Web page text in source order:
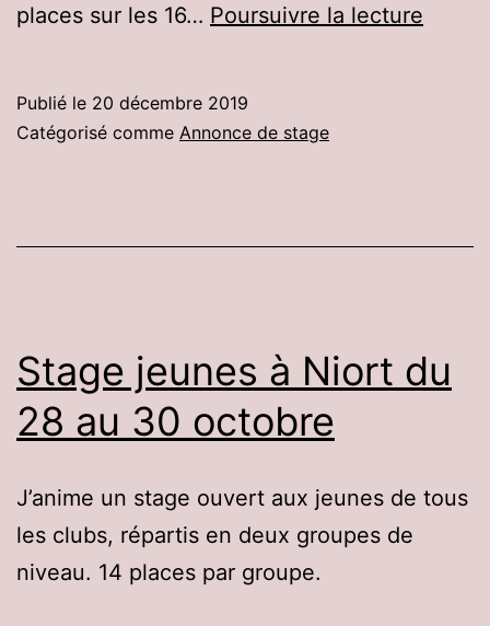
places sur les 16… Poursuivre la lecture
juillet
2020
Publié le 20 décembre 2019
Catégorisé comme Annonce de stage
Stage jeunes à Niort du
28 au 30 octobre
J’anime un stage ouvert aux jeunes de tous
les clubs, répartis en deux groupes de
niveau. 14 places par groupe.